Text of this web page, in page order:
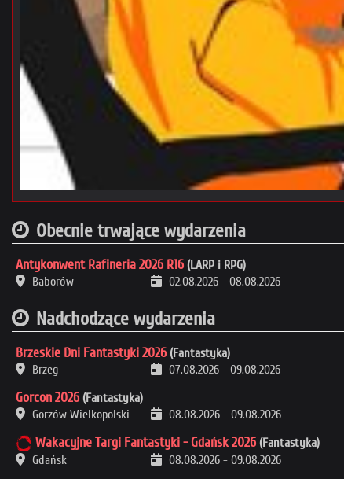
Obecnie trwające wydarzenia
Antykonwent Rafineria 2026 R16 (LARP i RPG)
Baborów
02.08.2026 - 08.08.2026
Nadchodzące wydarzenia
Brzeskie Dni Fantastyki 2026 (Fantastyka)
Brzeg
07.08.2026 - 09.08.2026
Gorcon 2026 (Fantastyka)
Gorzów Wielkopolski
08.08.2026 - 09.08.2026
Wakacyjne Targi Fantastyki - Gdańsk 2026 (Fantastyka)
Gdańsk
08.08.2026 - 09.08.2026